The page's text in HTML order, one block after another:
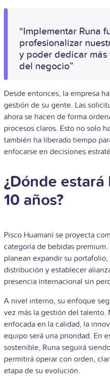
“Implementar Runa
profesionalizar
y poder dedicar
del negocio”
Desde entonces, la empresa
gestión de su gente. Las
ahora se hacen de forma
procesos claros. Esto no solo
también ha liberado tiempo
enfocarse en decisiones
¿Dónde
10 años?
Pisco Huamaní se proyecta
categoría de bebidas
planean expandir su
distribución y establecer
presencia internacional sin
A nivel interno, su enfoque
vez más la gestión del talento.
enfocada en la calidad, la
equipo será una prioridad. En
sostenible, Runa seguirá
permitirá operar con orden,
etapa de su evolución.